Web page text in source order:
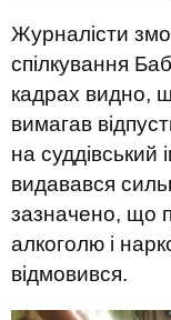
Журналісти
спілкування
кадрах видно,
вимагав
на суддівський
видавався
зазначено, що
алкоголю і
відмовився.